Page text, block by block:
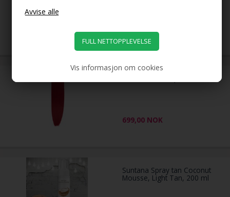
Vis informasjon om cookies
699,00 NOK
Suntana Spray tan Coconut
Mousse, Light Tan, 200 ml